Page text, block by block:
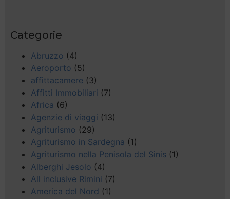
Categorie
Abruzzo (4)
Aeroporto (5)
affittacamere (3)
Affitti Immobiliari (7)
Africa (6)
Agenzie di viaggi (13)
Agriturismo (29)
Agriturismo in Sardegna (1)
Agriturismo nella Penisola del Sinis (1)
Alberghi Jesolo (4)
All inclusive Rimini (7)
America del Nord (1)